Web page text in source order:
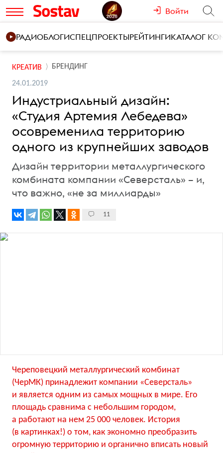
Войти
РАДИОБЛОГИСПЕЦПРОЕКТЫРЕЙТИНГИКАТАЛОГ
КРЕАТИВ БРЕНДИНГ
24.01.2019
Индустриальный дизайн:
«Студия Артемия Лебедева»
осовременила территорию
одного из крупнейших заводов
Дизайн территории металлургического
комбината компании «Северсталь» – и,
что важно, «не за миллиарды»
11
Череповецкий металлургический комбинат
(ЧерМК) принадлежит компании «Северсталь»
и является одним из самых мощных в мире. Его
площадь сравнима с небольшим городом,
а работают на нем 25 000 человек. История
(в картинках!) о том, как экономно преобразить
огромную территорию и органично вписать новый